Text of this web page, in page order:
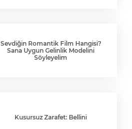
Sevdiğin Romantik Film Hangisi?
Sana Uygun Gelinlik Modelini
Söyleyelim
Kusursuz Zarafet: Bellini